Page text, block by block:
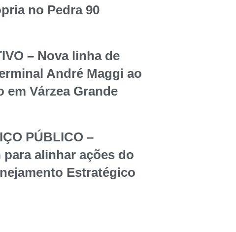
no Pedra 90
– Nova linha de
André Maggi ao
em Várzea Grande
PÚBLICO –
alinhar ações do
Estratégico